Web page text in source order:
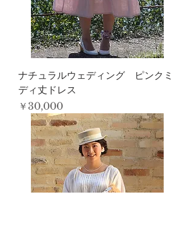
ナチュラルウェディング ピンクミ
ディ丈ドレス
価格
￥30,000